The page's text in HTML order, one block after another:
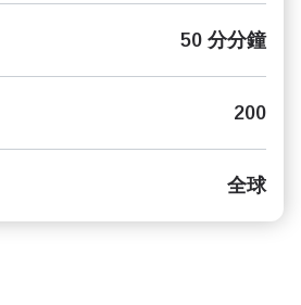
50 分分鐘
200
全球